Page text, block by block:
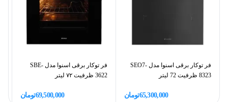
فر توکار برقی اسنوا مدل SEO7-
8323 ظرفیت 72 لیتر
65,300,000تومان
فر توکار برقی اسنوا مدل SBE-
3622 ظرفیت ۷۲ لیتر
69,500,000تومان